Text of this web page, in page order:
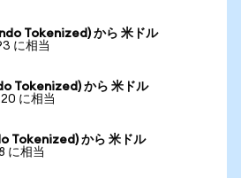
Tokenized) から 米ドル
に相当
Tokenized) から 米ドル
に相当
Tokenized) から 米ドル
に相当